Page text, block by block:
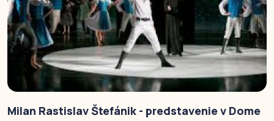
Milan Rastislav Štefánik - predstavenie v Dome